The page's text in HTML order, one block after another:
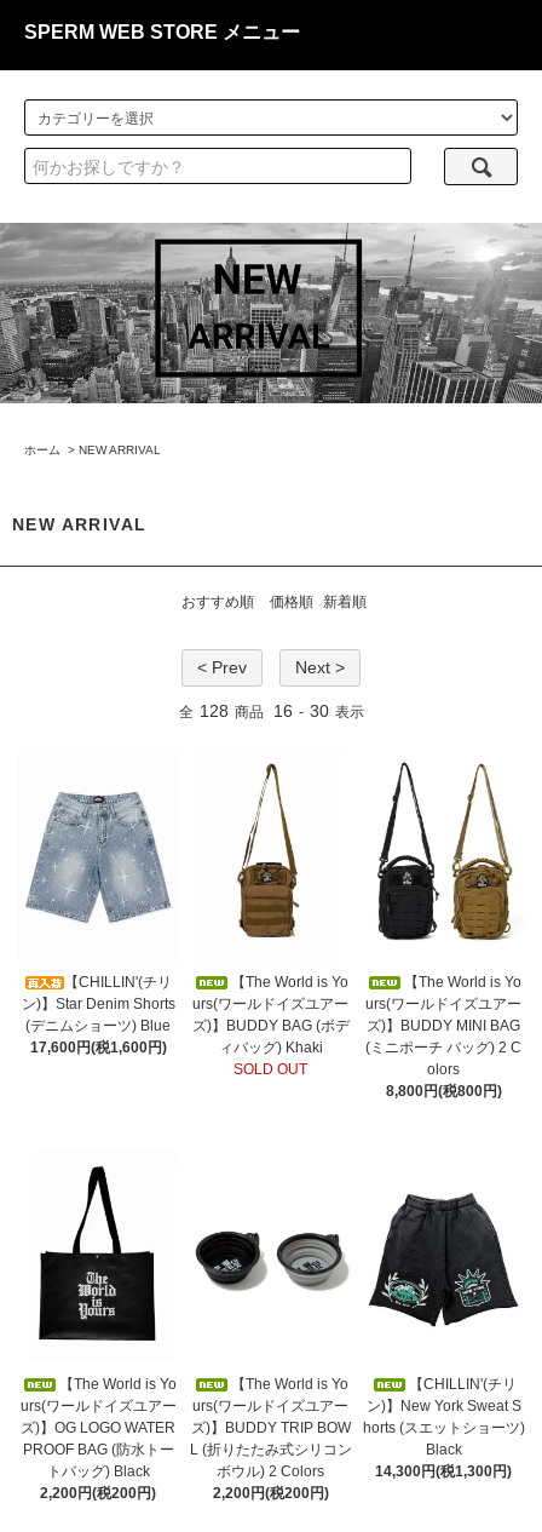
SPERM WEB STORE メニュー
ホーム > NEW ARRIVAL
NEW ARRIVAL
おすすめ順 価格順 新着順
< Prev Next >
全 128 商品 16 - 30 表示
【CHILLIN'(チリ
ン)】Star Denim Shorts
(デニムショーツ) Blue
17,600円(税1,600円)
【The World is Yo
urs(ワールドイズユアー
ズ)】BUDDY BAG (ボデ
ィバッグ) Khaki
SOLD OUT
【The World is Yo
urs(ワールドイズユアー
ズ)】BUDDY MINI BAG
(ミニポーチ バッグ) 2 C
olors
8,800円(税800円)
【The World is Yo
urs(ワールドイズユアー
ズ)】OG LOGO WATER
PROOF BAG (防水トー
トバッグ) Black
2,200円(税200円)
【The World is Yo
urs(ワールドイズユアー
ズ)】BUDDY TRIP BOW
L (折りたたみ式シリコン
ボウル) 2 Colors
2,200円(税200円)
【CHILLIN'(チリ
ン)】New York Sweat S
horts (スエットショーツ)
Black
14,300円(税1,300円)